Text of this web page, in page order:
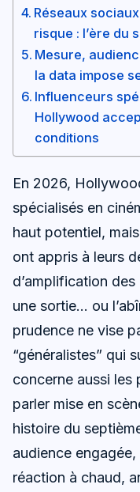
Réseaux
risque : l’ère du
Mesure,
la data impose
Influenceurs
Hollywood
conditions
En 2026,
spécialisés en
haut potentiel,
ont appris à leurs
d’amplification
une sortie… ou
prudence ne vise
“généralistes” qui
concerne aussi
parler mise en
histoire du
audience
réaction à chaud,